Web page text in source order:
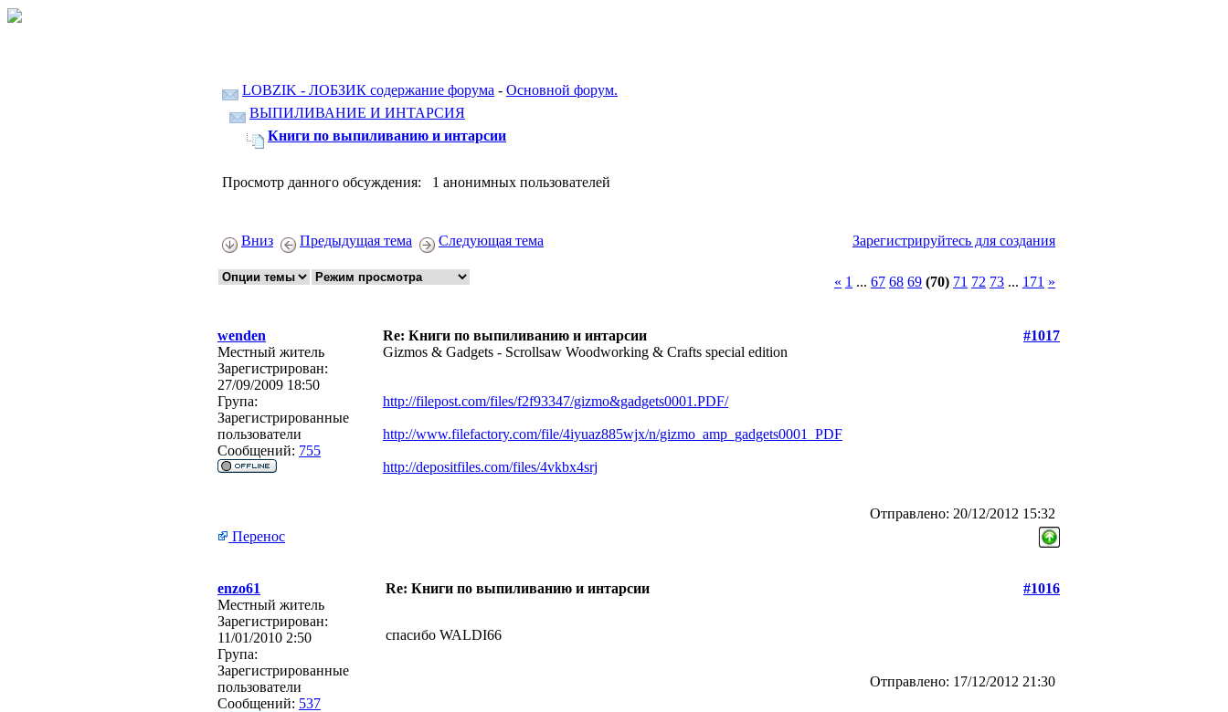
LOBZIK - ЛОБЗИК содержание форума - Основной форум.
ВЫПИЛИВАНИЕ И ИНТАРСИЯ
Книги по выпиливанию и интарсии
Просмотр данного обсуждения: 1 анонимных пользователей
Вниз Предыдущая тема Следующая тема Зарегистрируйтесь для создания
« 1 ... 67 68 69 (70) 71 72 73 ... 171 »
wenden Re: Книги по выпиливанию и интарсии
#1017
Местный житель
Зарегистрирован:
27/09/2009 18:50
Група:
Зарегистрированные
пользователи
Сообщений: 755
Gizmos & Gadgets - Scrollsaw Woodworking & Crafts special edition
http://filepost.com/files/f2f93347/gizmo&gadgets0001.PDF/
http://www.filefactory.com/file/4iyuaz885wjx/n/gizmo_amp_gadgets0001_PDF
http://depositfiles.com/files/4vkbx4srj
Отправлено: 20/12/2012 15:32
Перенос
enzo61 Re: Книги по выпиливанию и интарсии
#1016
Местный житель
Зарегистрирован:
11/01/2010 2:50
Група:
Зарегистрированные
пользователи
Сообщений: 537
спасибо WALDI66
Отправлено: 17/12/2012 21:30